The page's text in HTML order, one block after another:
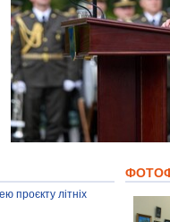
проєкту літніх